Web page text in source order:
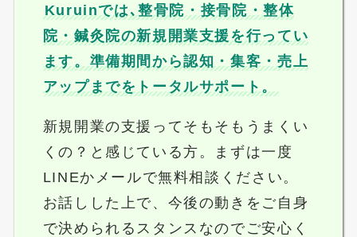
Kuruinでは､整骨院・接骨院・整体
院・鍼灸院の新規開業支援を行ってい
ます。準備期間から認知・集客・売上
アップまでをトータルサポート。
新規開業の支援ってそもそもうまくい
くの？と感じている方。まずは一度
LINEかメールで無料相談ください。
お話しした上で、今後の動きをご自身
で決められるスタンスなのでご安心く